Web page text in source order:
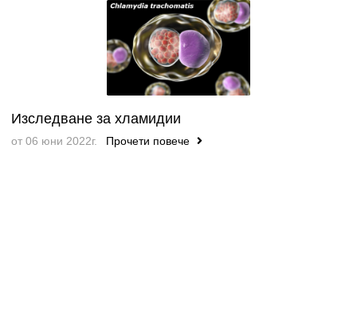
Изследване за хламидии
от 06 юни 2022г. Прочети повече